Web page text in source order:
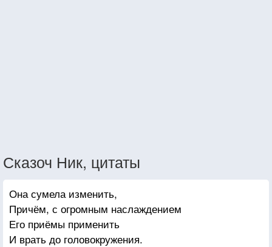
Сказоч Ник, цитаты
Она сумела изменить,
Причём, с огромным наслаждением
Его приёмы применить
И врать до головокружения.